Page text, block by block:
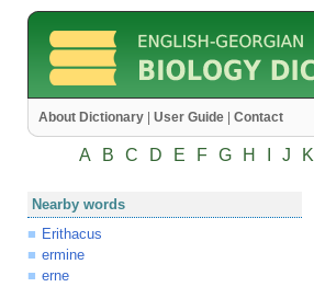
About Dictionary User Guide Contact
A B C D E F G H J K
Nearby words
Erithacus
ermine
erne